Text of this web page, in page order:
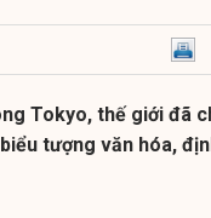
Tokyo, thế giới đã
tượng văn hóa,